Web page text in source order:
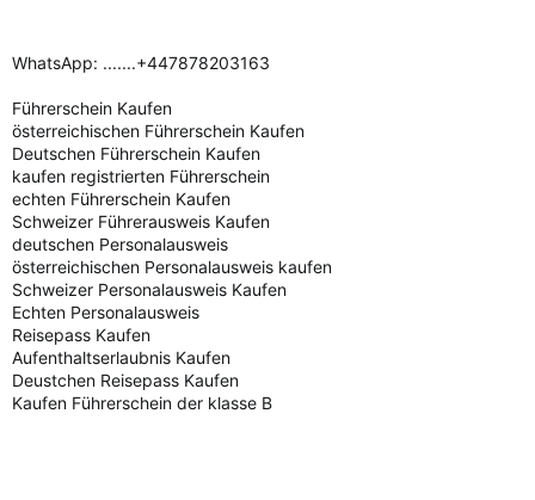
WhatsApp: .......+447878203163
Führerschein Kaufen
österreichischen Führerschein Kaufen
Deutschen Führerschein Kaufen
kaufen registrierten Führerschein
echten Führerschein Kaufen
Schweizer Führerausweis Kaufen
deutschen Personalausweis
österreichischen Personalausweis kaufen
Schweizer Personalausweis Kaufen
Echten Personalausweis
Reisepass Kaufen
Aufenthaltserlaubnis Kaufen
Deustchen Reisepass Kaufen
Kaufen Führerschein der klasse B